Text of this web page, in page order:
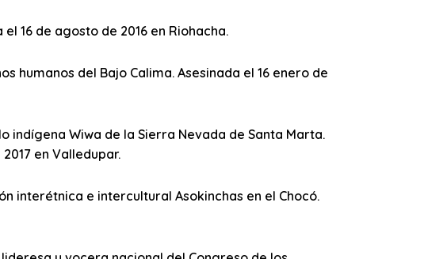
16 de agosto de 2016 en Riohacha.
humanos del Bajo Calima. Asesinada el 16 enero de
indígena Wiwa de la Sierra Nevada de Santa Marta.
en Valledupar.
interétnica e intercultural Asokinchas en el Chocó.